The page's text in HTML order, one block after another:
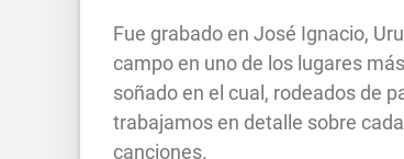
Fue grabado en José Ignacio,
campo en uno de los lugares
soñado en el cual, rodeados de
trabajamos en detalle sobre
canciones.